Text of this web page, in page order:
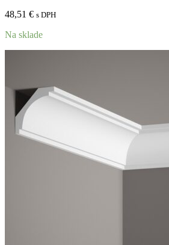
48,51 € s DPH
Na sklade